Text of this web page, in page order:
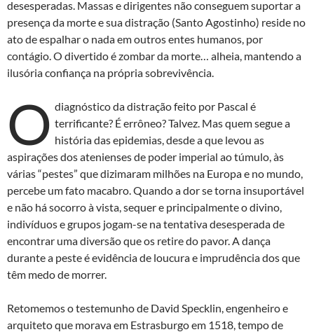
desesperadas. Massas e dirigentes não conseguem suportar a
presença da morte e sua distração (Santo Agostinho) reside no
ato de espalhar o nada em outros entes humanos, por
contágio. O divertido é zombar da morte… alheia, mantendo a
ilusória confiança na própria sobrevivência.
O diagnóstico da distração feito por Pascal é
terrificante? É errôneo? Talvez. Mas quem segue a
história das epidemias, desde a que levou as
aspirações dos atenienses de poder imperial ao túmulo, às
várias “pestes” que dizimaram milhões na Europa e no mundo,
percebe um fato macabro. Quando a dor se torna insuportável
e não há socorro à vista, sequer e principalmente o divino,
indivíduos e grupos jogam-se na tentativa desesperada de
encontrar uma diversão que os retire do pavor. A dança
durante a peste é evidência de loucura e imprudência dos que
têm medo de morrer.
Retomemos o testemunho de David Specklin, engenheiro e
arquiteto que morava em Estrasburgo em 1518, tempo de